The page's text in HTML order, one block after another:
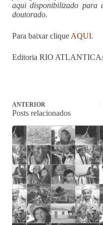
aqui disponibilizado para
doutorado.
Para baixar clique AQUI.
Editoria RIO
ANTERIOR
Posts relacionados